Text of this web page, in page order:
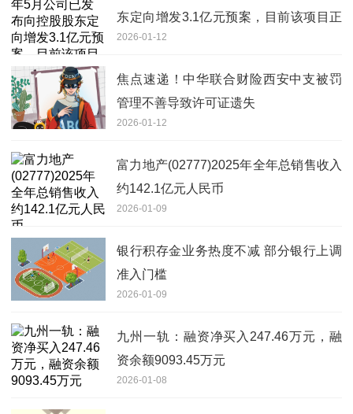
东定向增发3.1亿元预案，目前该项目正
在推进中
2026-01-12
焦点速递！中华联合财险西安中支被罚
管理不善导致许可证遗失
2026-01-12
富力地产(02777)2025年全年总销售收入
约142.1亿元人民币
2026-01-09
银行积存金业务热度不减 部分银行上调
准入门槛
2026-01-09
九州一轨：融资净买入247.46万元，融
资余额9093.45万元
2026-01-08